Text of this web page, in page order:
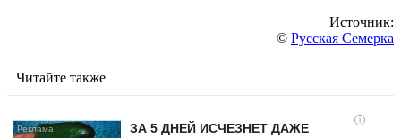
Источник:
© Русская Семерка
Читайте также
i
ЗА 5 ДНЕЙ ИСЧЕЗНЕТ ДАЖЕ